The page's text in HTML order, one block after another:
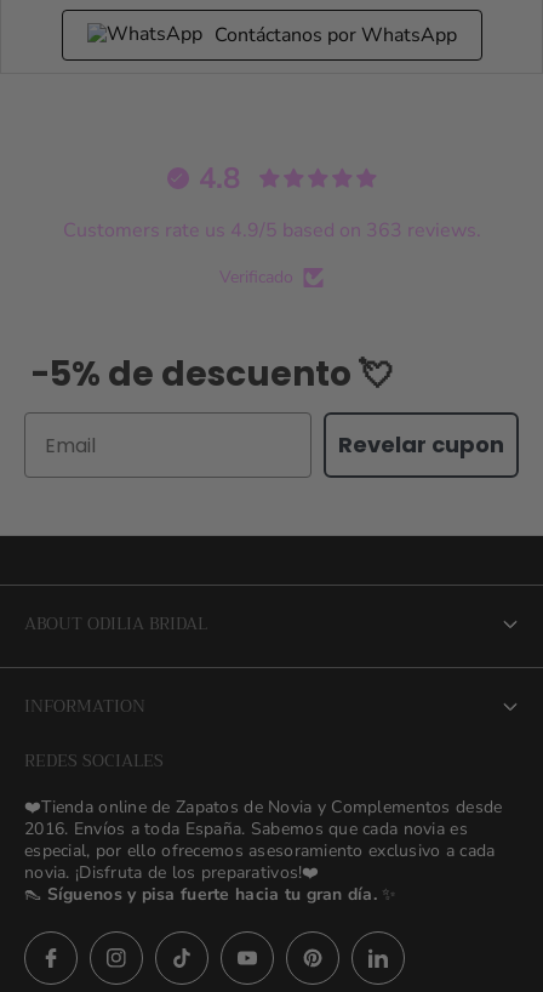
Contáctanos por WhatsApp
4.8
Customers rate us 4.9/5 based on 363 reviews.
Verificado
-5% de descuento 💘
Revelar cupon
REDES SOCIALES
❤️Tienda online de Zapatos de Novia y Complementos desde
2016. Envíos a toda España. Sabemos que cada novia es
especial, por ello ofrecemos asesoramiento exclusivo a cada
novia. ¡Disfruta de los preparativos!❤️
👠 Síguenos y pisa fuerte hacia tu gran día. ✨
ABOUT ODILIA BRIDAL
Search
contact us
INFORMATION
⭐ Opiniones de Nuestras Novias 👰🏻
💒 Novias Reales 💍✨
🚚 Envío y Cambios
Política de Privacidad